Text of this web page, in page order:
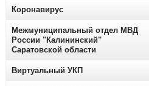
Коронавирус
Межмуниципальный отдел МВД
России "Калининский"
Саратовской области
Виртуальный УКП